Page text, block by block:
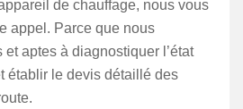
de chauffage, nous vous
appel. Parce que nous
aptes à diagnostiquer l’état
établir le devis détaillé des